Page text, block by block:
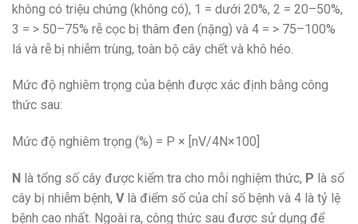
không có triệu chứng (không có), 1 = dưới 20%, 2 = 20–50%,
3 = > 50–75% rễ cọc bị thâm đen (nặng) và 4 = > 75–100%
lá và rễ bị nhiễm trùng, toàn bộ cây chết và khô héo.
Mức độ nghiêm trọng của bệnh được xác định bằng công
thức sau:
Mức độ nghiêm trọng (%) = P × [nV/4N×100]
N là tổng số cây được kiểm tra cho mỗi nghiệm thức, P là số
cây bị nhiễm bệnh, Vlà điểm số của chỉ số bệnh và 4 là tỷ lệ
bệnh cao nhất. Ngoài ra, công thức sau được sử dụng để